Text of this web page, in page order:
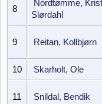
8
Nordtømme,
Slørdahl
9 Reitan, Kollbjørn
10 Skarholt, Ole
11 Snildal, Bendik